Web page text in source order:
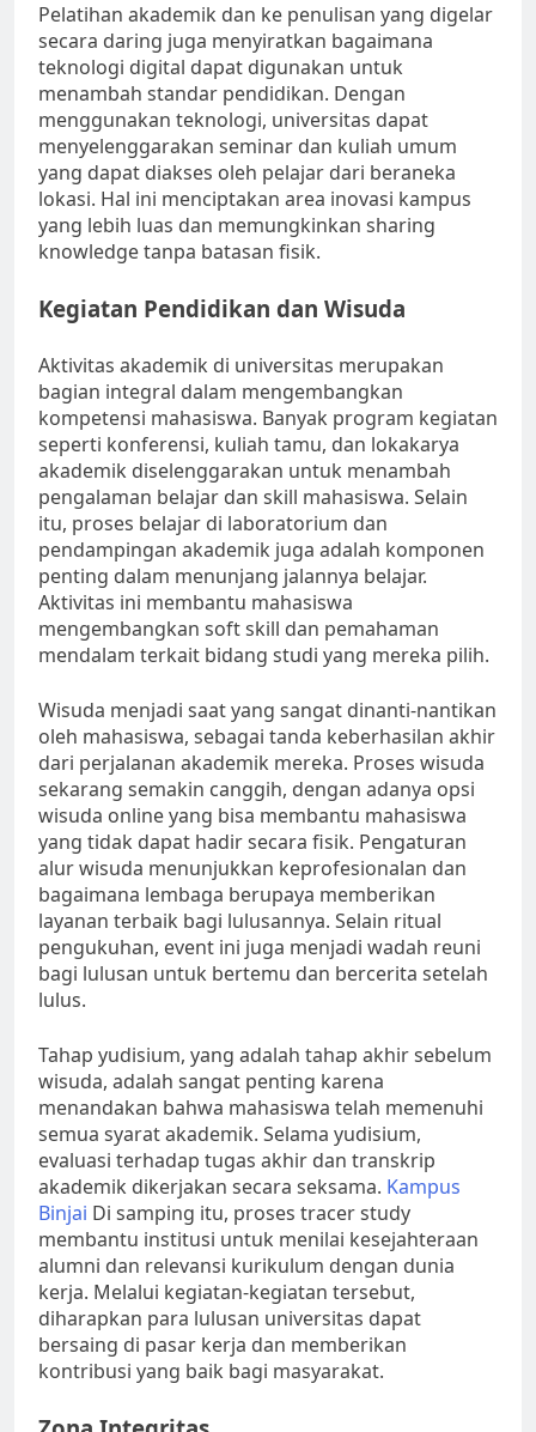
Pelatihan akademik dan ke penulisan yang digelar
secara daring juga menyiratkan bagaimana
teknologi digital dapat digunakan untuk
menambah standar pendidikan. Dengan
menggunakan teknologi, universitas dapat
menyelenggarakan seminar dan kuliah umum
yang dapat diakses oleh pelajar dari beraneka
lokasi. Hal ini menciptakan area inovasi kampus
yang lebih luas dan memungkinkan sharing
knowledge tanpa batasan fisik.
Kegiatan Pendidikan dan Wisuda
Aktivitas akademik di universitas merupakan
bagian integral dalam mengembangkan
kompetensi mahasiswa. Banyak program kegiatan
seperti konferensi, kuliah tamu, dan lokakarya
akademik diselenggarakan untuk menambah
pengalaman belajar dan skill mahasiswa. Selain
itu, proses belajar di laboratorium dan
pendampingan akademik juga adalah komponen
penting dalam menunjang jalannya belajar.
Aktivitas ini membantu mahasiswa
mengembangkan soft skill dan pemahaman
mendalam terkait bidang studi yang mereka pilih.
Wisuda menjadi saat yang sangat dinanti-nantikan
oleh mahasiswa, sebagai tanda keberhasilan akhir
dari perjalanan akademik mereka. Proses wisuda
sekarang semakin canggih, dengan adanya opsi
wisuda online yang bisa membantu mahasiswa
yang tidak dapat hadir secara fisik. Pengaturan
alur wisuda menunjukkan keprofesionalan dan
bagaimana lembaga berupaya memberikan
layanan terbaik bagi lulusannya. Selain ritual
pengukuhan, event ini juga menjadi wadah reuni
bagi lulusan untuk bertemu dan bercerita setelah
lulus.
Tahap yudisium, yang adalah tahap akhir sebelum
wisuda, adalah sangat penting karena
menandakan bahwa mahasiswa telah memenuhi
semua syarat akademik. Selama yudisium,
evaluasi terhadap tugas akhir dan transkrip
akademik dikerjakan secara seksama. Kampus
Binjai Di samping itu, proses tracer study
membantu institusi untuk menilai kesejahteraan
alumni dan relevansi kurikulum dengan dunia
kerja. Melalui kegiatan-kegiatan tersebut,
diharapkan para lulusan universitas dapat
bersaing di pasar kerja dan memberikan
kontribusi yang baik bagi masyarakat.